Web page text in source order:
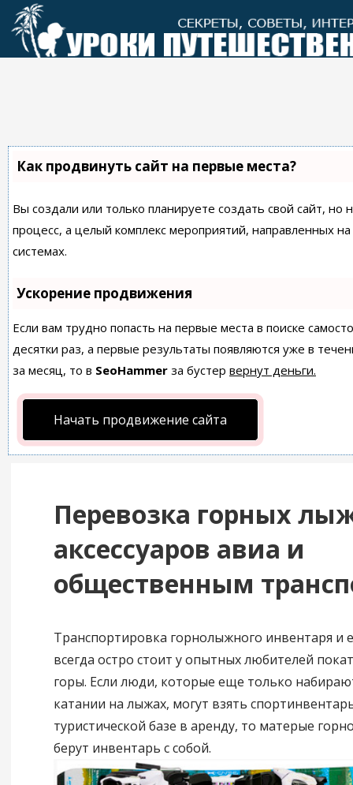
Перейти
контенту
Как продвинуть сайт на первые места?
Вы создали или только планируете создать свой сайт,
процесс, а целый комплекс мероприятий, направленных
системах.
Ускорение продвижения
Если вам трудно попасть на первые места в поиске
десятки раз, а первые результаты появляются уже в
за месяц, то в SeoHammer за бустер вернут деньги.
Начать продвижение сайта
Перевозка горных
аксессуаров авиа и
общественным
Транспортировка горнолыжного инвентаря и
всегда остро стоит у опытных любителей
горы. Если люди, которые еще только
катании на лыжах, могут взять
туристической базе в аренду, то матерые
берут инвентарь с собой.